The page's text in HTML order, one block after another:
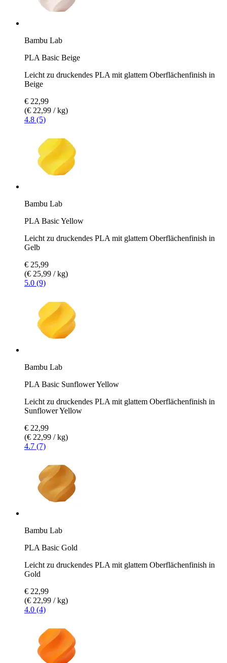
Bambu Lab
PLA Basic Beige
Leicht zu druckendes PLA mit glattem Oberflächenfinish in
Beige
€ 22,99
(€ 22,99 / kg)
4.8 (5)
Bambu Lab
PLA Basic Yellow
Leicht zu druckendes PLA mit glattem Oberflächenfinish in
Gelb
€ 25,99
(€ 25,99 / kg)
5.0 (9)
Bambu Lab
PLA Basic Sunflower Yellow
Leicht zu druckendes PLA mit glattem Oberflächenfinish in
Sunflower Yellow
€ 22,99
(€ 22,99 / kg)
4.7 (7)
Bambu Lab
PLA Basic Gold
Leicht zu druckendes PLA mit glattem Oberflächenfinish in
Gold
€ 22,99
(€ 22,99 / kg)
4.0 (4)